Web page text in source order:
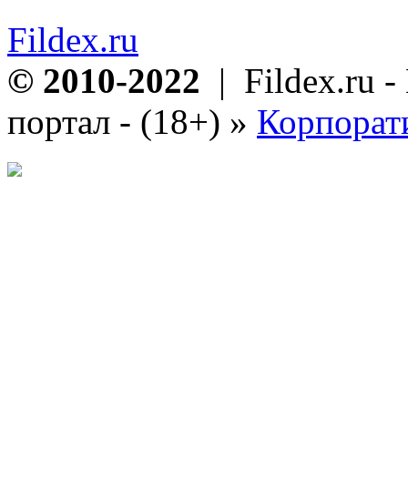
Fildex.ru
© 2010-2022 | Fildex.ru -
портал - (18+) »